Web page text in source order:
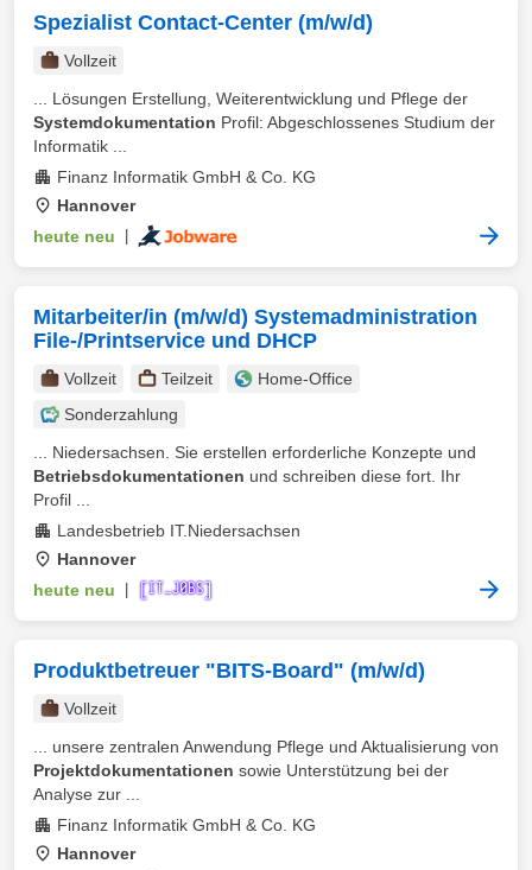
Spezialist Contact-Center (m/w/d)
Vollzeit
... Lösungen Erstellung, Weiterentwicklung und Pflege der
Systemdokumentation Profil: Abgeschlossenes Studium der
Informatik ...
Finanz Informatik GmbH & Co. KG
Hannover
heute neu
Mitarbeiter/in (m/w/d) Systemadministration
File-/Printservice und DHCP
Vollzeit Teilzeit
Home-Office
Sonderzahlung
... Niedersachsen. Sie erstellen erforderliche Konzepte und
Betriebsdokumentationen und schreiben diese fort. Ihr
Profil ...
Landesbetrieb IT.Niedersachsen
Hannover
heute neu
Produktbetreuer "BITS-Board" (m/w/d)
Vollzeit
... unsere zentralen Anwendung Pflege und Aktualisierung von
Projektdokumentationen sowie Unterstützung bei der
Analyse zur ...
Finanz Informatik GmbH & Co. KG
Hannover